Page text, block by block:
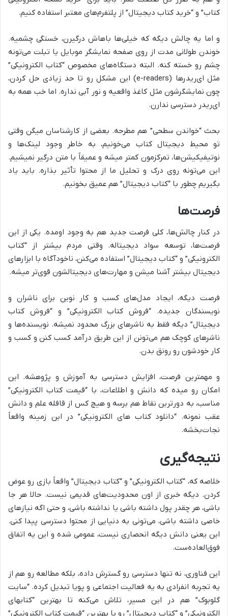
کتاب” و “خرید کتاب دیجیتال” از پلتفرم‌های معتبر استفاده کنیم.
و اما یه چالش دیگه که خیلی‌ها باهاش درگیرن، خستگی چشمیه.
خوندن طولانی مدت از روی صفحه نمایشگر موبایل یا تبلت می‌تونه
چشم رو خسته کنه. البته دستگاه‌های مخصوص “کتاب الکترونیکی”
مثل ای‌ریدرها (e-readers) این مشکل رو تا حد زیادی حل کردن،
چون نمایشگرشون مثل کاغذ واقعیه و نور آبی نداره. اما خب همه به
ای‌ریدر دسترسی ندارن.
بحث “خواندن سطحی” هم مطرحه. بعضی از کارشناسان میگن وقتی
تو محیط دیجیتال کتاب می‌خونیم، به خاطر وجود لینک‌ها و
نوتیفیکیشن‌ها، تمرکزمون کمتر میشه و عمیقاً با متن درگیر نمیشیم.
این می‌تونه روی درک و تحلیل ما از محتوا تأثیر بذاره. باید یاد
بگیریم چطور با “کتاب دیجیتال” هم عمیق بخونیم.
فرصت‌ها
در کنار چالش‌ها، کلی فرصت جدید هم به وجود اومده. یکی از این
فرصت‌ها، توسعه سواد دیجیتاله. وقتی مردم بیشتر از “کتاب
الکترونیکی” و “کتاب دیجیتال” استفاده می‌کنن، ناخودآگاه با ابزارهای
دیجیتال بیشتر آشنا میشن و مهارت‌های دیجیتالشون قوی‌تر میشه.
فرصت دیگه، ایجاد مدل‌های کسب و کار نوین برای ناشران و
نویسندگان جدیده. “فروش کتاب الکترونیکی” و “فروش کتاب
دیجیتال” دیگه فقط به ناشرهای بزرگ محدود نمیشه. نویسنده‌ها و
ناشرهای کوچک هم می‌تونن از این طریق درآمد کسب کنن و کسب و
کار خودشون رو رونق بدن.
و مهمترین فرصت، افزایش دسترسی به آموزش و پژوهشه. این
امکان رو میده که دانش و اطلاعات، با “قیمت کتاب الکترونیکی”
مناسب، به دورترین نقاط هم برسه و هیچ کس از قافله علم و دانش
عقب نمونه. “دانلود کتاب های الکترونیکی” در این زمینه واقعاً
نجات‌بخشه.
نتیجه‌گیری
خلاصه که، “کتاب الکترونیکی” و “کتاب دیجیتال” واقعاً بازی رو عوض
کردن. دیگه خبری از اون محدودیت‌های قدیمی نیست. حالا هر جا
باشی، هر چقدر پول داشته باشی یا نداشته باشی، و حتی اگه نیازهای
خاصی داشته باشی، می‌تونی به دنیایی از محتوا دسترسی پیدا کنی.
این یعنی دانش دیگه انحصاری نیست، عمومی شده و این یه اتفاق
فوق‌العاده‌ست.
این فناوری، نه تنها دسترسی رو گسترش داده، بلکه مطالعه رو هم از
یه تجربه انفرادی به یه فعالیت اجتماعی و پویا تبدیل کرده. “سایت
گلوبوک” هم در این مسیر، تلاش می‌کنه تا بهترین “کتابهای
الکترونیکی” و “کتاب دیجیتال” رو با بهترین “قیمت کتاب الکترونیکی”